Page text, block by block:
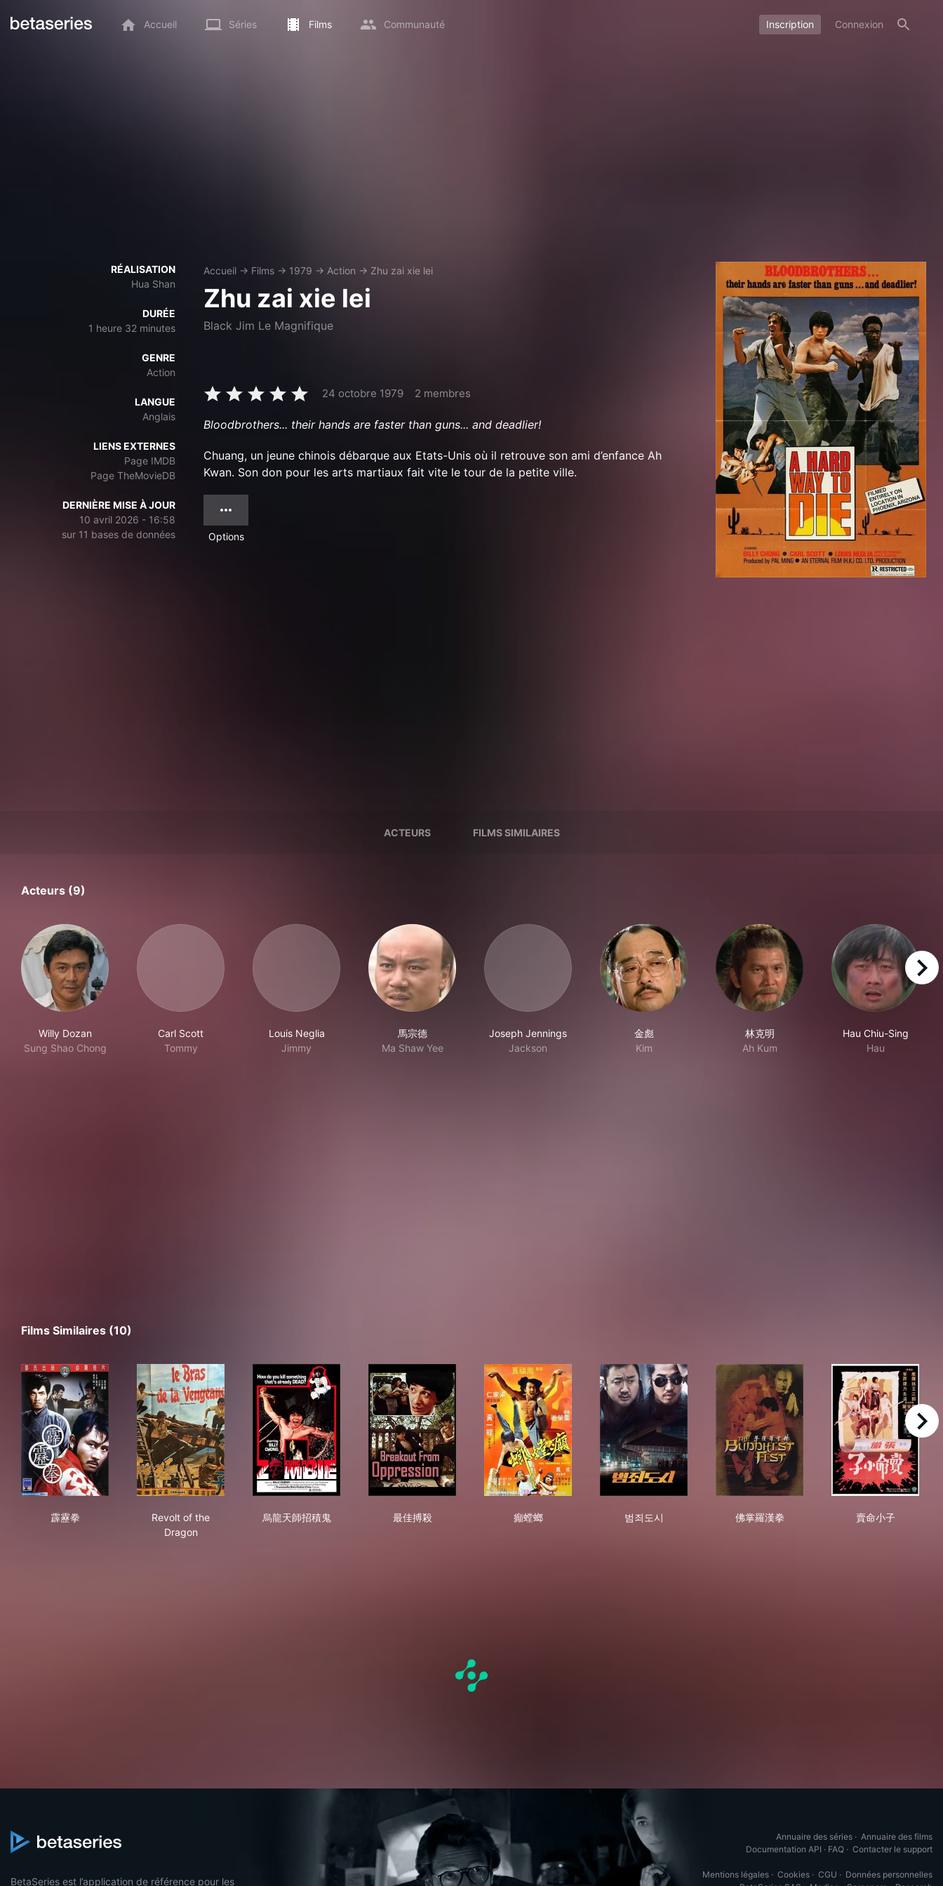
Accueil Séries Films Communauté Inscription Connexion
RÉALISATION
Hua Shan
DURÉE
1 heure 32 minutes
GENRE
Action
LANGUE
Anglais
LIENS EXTERNES
Page IMDB
Page TheMovieDB
DERNIÈRE MISE À JOUR
10 avril 2026 - 16:58
sur 11 bases de données
Accueil → Films → 1979 → Action → Zhu zai xie lei
Zhu zai xie lei
Black Jim Le Magnifique
24 octobre 1979 2 membres
Bloodbrothers... their hands are faster than guns... and deadlier!
Chuang, un jeune chinois débarque aux Etats-Unis où il retrouve son ami d’enfance Ah
Kwan. Son don pour les arts martiaux fait vite le tour de la petite ville.
Options
ACTEURS FILMS SIMILAIRES
Acteurs (9)
Willy Dozan
Sung Shao Chong
Carl Scott
Tommy
Louis Neglia
Jimmy
馬宗德
Ma Shaw Yee
Joseph Jennings
Jackson
金彪
Kim
林克明
Ah Kum
Hau Chiu-Sing
Hau
right
Films Similaires (10)
霹靂拳
Revolt of the
Dragon
烏龍天師招積鬼
最佳搏殺
癲螳螂
범죄도시
佛掌羅漢拳
賣命小子
right
BetaSeries est l’application de référence pour les
Annuaire des séries · Annuaire des films
Documentation API · FAQ · Contacter le support
Mentions légales · Cookies · CGU · Données personnelles